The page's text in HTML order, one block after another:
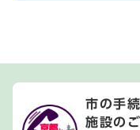
市の手
施設の